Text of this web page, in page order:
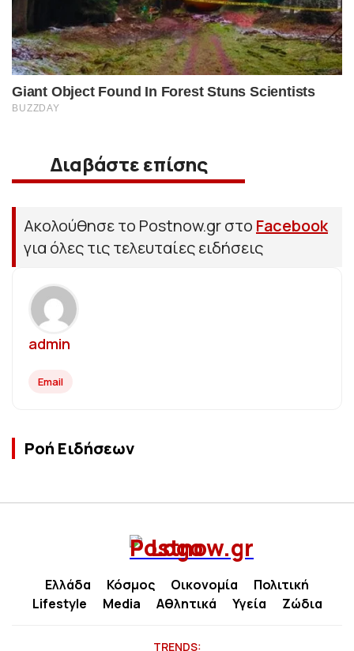
Διαβάστε επίσης
Ακολούθησε το Postnow.gr στο Facebook
για όλες τις τελευταίες ειδήσεις
admin
Email
Ροή Ειδήσεων
Ελλάδα Κόσμος Οικονομία
Πολιτική
Lifestyle
Media Αθλητικά Υγεία Ζώδια
TRENDS: